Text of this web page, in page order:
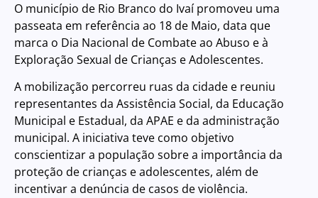
O município de Rio Branco do Ivaí promoveu uma
passeata em referência ao 18 de Maio, data que
marca o Dia Nacional de Combate ao Abuso e à
Exploração Sexual de Crianças e Adolescentes.
A mobilização percorreu ruas da cidade e reuniu
representantes da Assistência Social, da Educação
Municipal e Estadual, da APAE e da administração
municipal. A iniciativa teve como objetivo
conscientizar a população sobre a importância da
proteção de crianças e adolescentes, além de
incentivar a denúncia de casos de violência.